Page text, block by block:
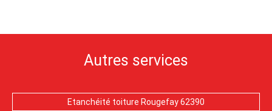
Autres services
Etanchéité toiture Rougefay 62390